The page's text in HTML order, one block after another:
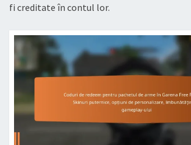
fi creditate în contul lor.